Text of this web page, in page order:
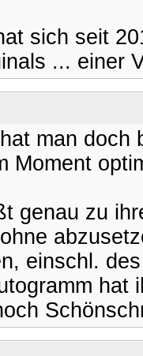
sich seit
... einer
man doch
Moment
genau zu
einschl.
hat